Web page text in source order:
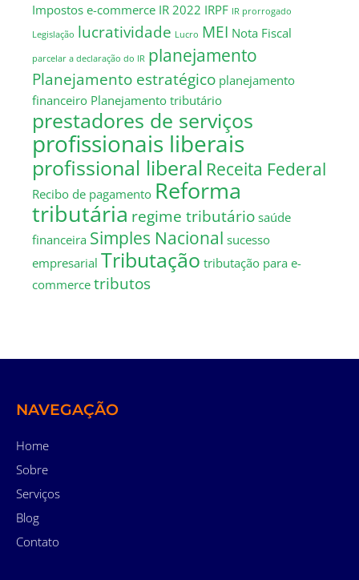
Impostos e-commerce IR 2022 IRPF IR prorrogado
Legislação lucratividade Lucro MEI Nota Fiscal
parcelar a declaração do IR planejamento
Planejamento estratégico planejamento
financeiro Planejamento tributário
prestadores de serviços
profissionais liberais
profissional liberal Receita Federal
Recibo de pagamento Reforma
tributária regime tributáriosaúde
financeira Simples Nacional sucesso
empresarial Tributação tributação para e-
commercetributos
NAVEGAÇÃO
Home
Sobre
Serviços
Blog
Contato